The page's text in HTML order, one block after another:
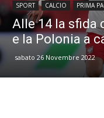
SPORT CALCIO PRIMA
Alle 14 la sfida
e la Polonia a
sabato 26 Novembre 2022